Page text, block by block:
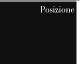
Posizione